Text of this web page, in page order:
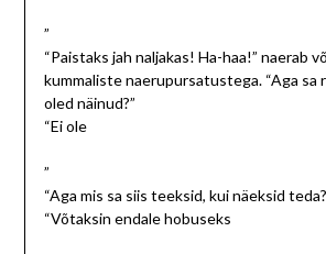
”
“Paistaks jah naljakas! Ha-haa!” naerab
kummaliste naerupursatustega. “Aga sa
oled näinud?”
“Ei ole
”
“Aga mis sa siis teeksid, kui näeksid
“Võtaksin endale hobuseks